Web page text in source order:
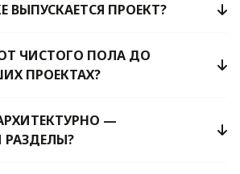
ВЫПУСКАЕТСЯ ПРОЕКТ?
ЧИСТОГО ПОЛА ДО
ПРОЕКТАХ?
—